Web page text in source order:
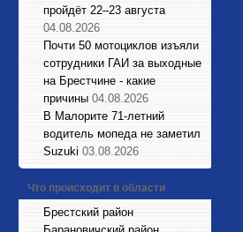
пройдёт 22–23 августа
04.08.2026
Почти 50 мотоциклов изъяли
сотрудники ГАИ за выходные
на Брестчине - какие
причины 04.08.2026
В Малорите 71-летний
водитель мопеда не заметил
Suzuki 03.08.2026
Что происходит в области
Брестский район